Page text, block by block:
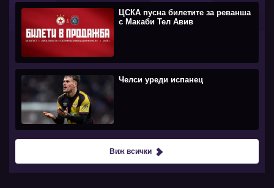
ЦСКА пусна билетите за реванша
с Макаби Тел Авив
Челси уреди испанец
Виж всички